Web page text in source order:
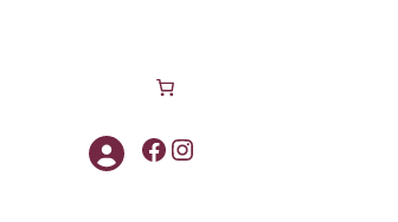
Facebook Instagram